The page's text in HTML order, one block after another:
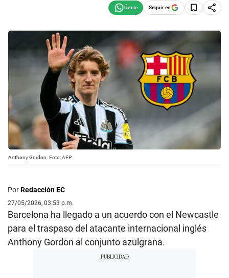
Seguir en
Anthony Gordon. Foto: AFP
PorRedacción EC
27/05/2026, 03:53 p.m.
Barcelona ha llegado a un acuerdo con el Newcastle
para el traspaso del atacante internacional inglés
Anthony Gordon al conjunto azulgrana.